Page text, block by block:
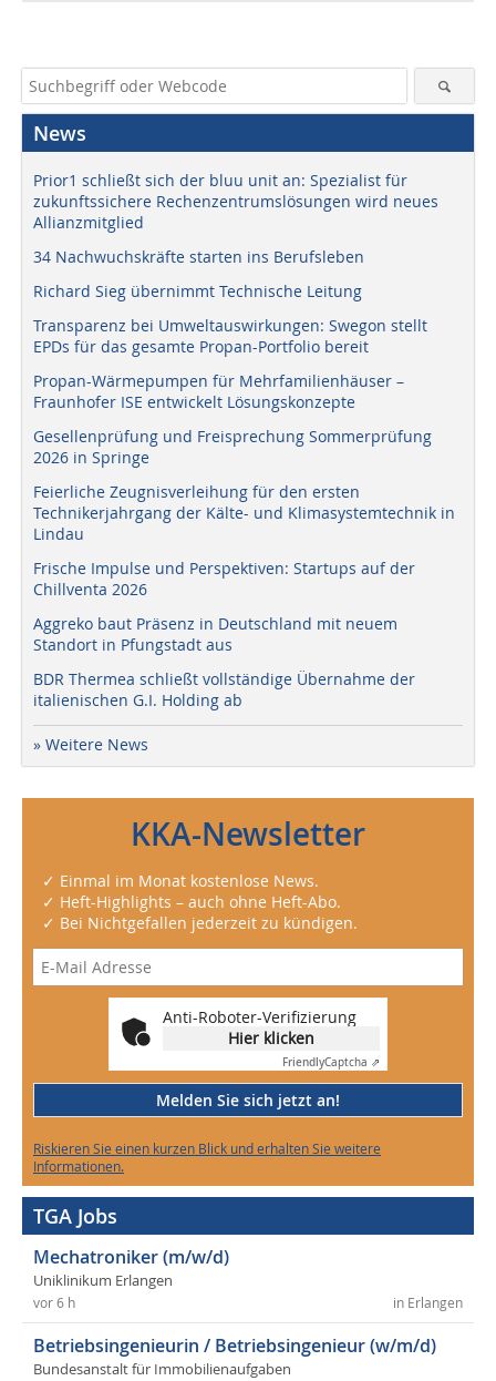
News
Prior1 schließt sich der bluu unit an: Spezialist für
zukunftssichere Rechenzentrumslösungen wird neues
Allianzmitglied
34 Nachwuchskräfte starten ins Berufsleben
Richard Sieg übernimmt Technische Leitung
Transparenz bei Umweltauswirkungen: Swegon stellt
EPDs für das gesamte Propan-Portfolio bereit
Propan-Wärmepumpen für Mehrfamilienhäuser –
Fraunhofer ISE entwickelt Lösungskonzepte
Gesellenprüfung und Freisprechung Sommerprüfung
2026 in Springe
Feierliche Zeugnisverleihung für den ersten
Technikerjahrgang der Kälte- und Klimasystemtechnik in
Lindau
Frische Impulse und Perspektiven: Startups auf der
Chillventa 2026
Aggreko baut Präsenz in Deutschland mit neuem
Standort in Pfungstadt aus
BDR Thermea schließt vollständige Übernahme der
italienischen G.I. Holding ab
» Weitere News
KKA-Newsletter
✓ Einmal im Monat kostenlose News.
✓ Heft-Highlights – auch ohne Heft-Abo.
✓ Bei Nichtgefallen jederzeit zu kündigen.
Anti-Roboter-Verifizierung
Hier klicken
FriendlyCaptcha ⇗
Melden Sie sich jetzt an!
Riskieren Sie einen kurzen Blick und erhalten Sie weitere
Informationen.
TGA Jobs
Mechatroniker (m/w/d)
Uniklinikum Erlangen
in Erlangen
vor 6 h
Betriebsingenieurin / Betriebsingenieur (w/m/d)
Bundesanstalt für Immobilienaufgaben